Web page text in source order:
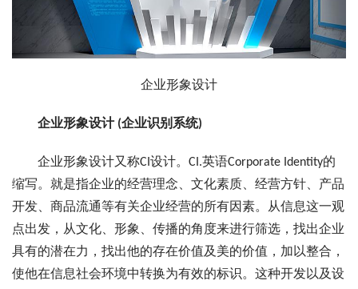
企业形象设计
企业形象设计 (企业识别系统)
企业形象设计又称CI设计。CI.英语Corporate Identity的
缩写。就是指企业的经营理念、文化素质、经营方针、产品
开发、商品流通等有关企业经营的所有因素。从信息这一观
点出发，从文化、形象、传播的角度来进行筛选，找出企业
具有的潜在力，找出他的存在价值及美的价值，加以整合，
使他在信息社会环境中转换为有效的标识。这种开发以及设